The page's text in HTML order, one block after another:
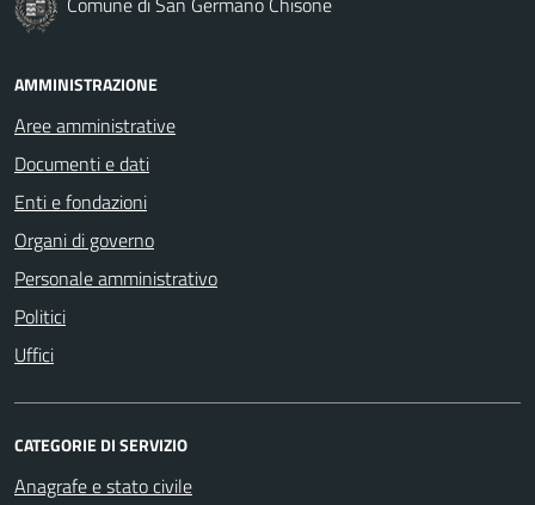
AMMINISTRAZIONE
Aree amministrative
Documenti e dati
Enti e fondazioni
Organi di governo
Personale amministrativo
Politici
Uffici
CATEGORIE DI SERVIZIO
Anagrafe e stato civile